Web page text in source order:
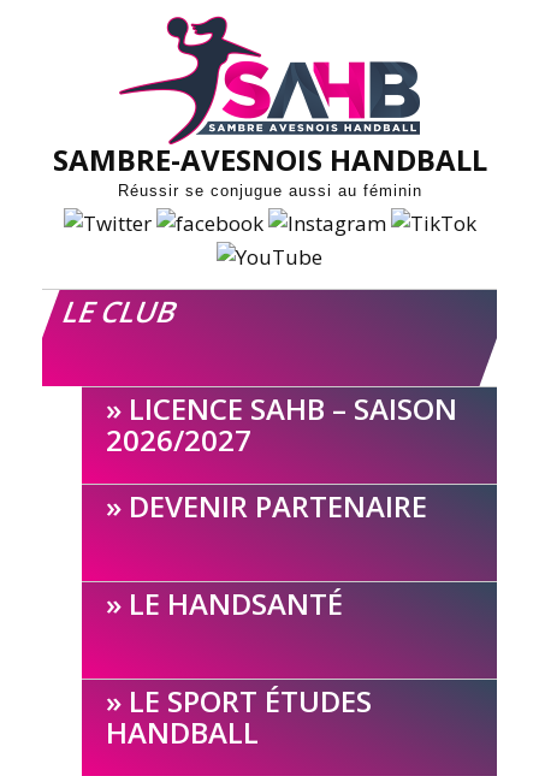
SAMBRE-AVESNOIS HANDBALL
Réussir se conjugue aussi au féminin
LE CLUB
LICENCE SAHB – SAISON
2026/2027
DEVENIR PARTENAIRE
LE HANDSANTÉ
LE SPORT ÉTUDES
HANDBALL